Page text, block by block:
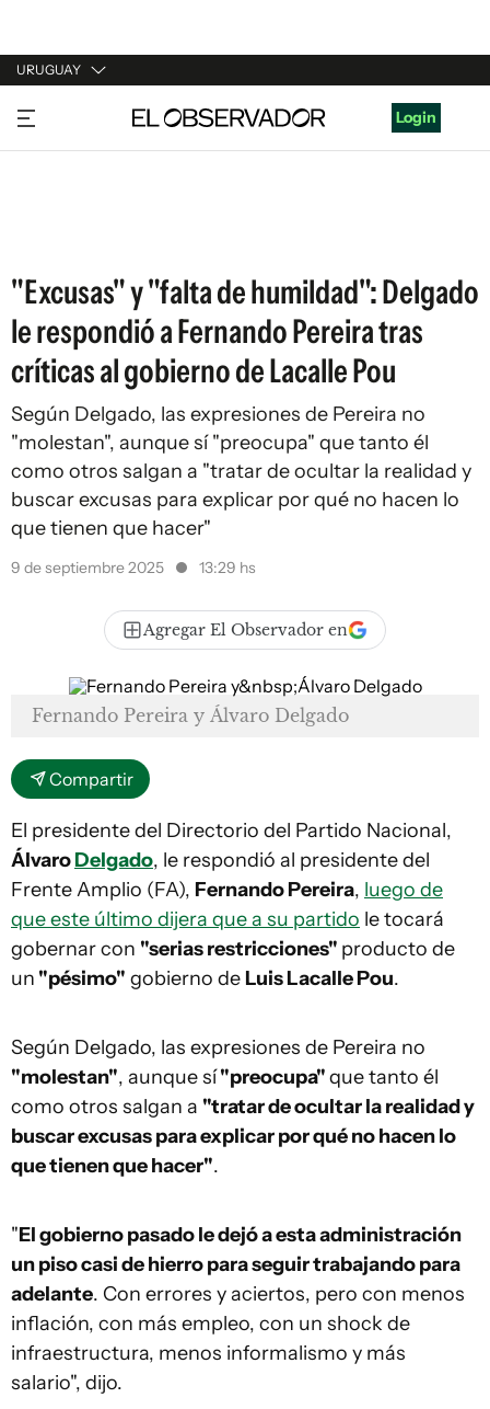
URUGUAY
URUGUAY
ARGENTINA
Login
"Excusas" y "falta de humildad": Delgado
le respondió a Fernando Pereira tras
críticas al gobierno de Lacalle Pou
Según Delgado, las expresiones de Pereira no
"molestan", aunque sí "preocupa" que tanto él
como otros salgan a "tratar de ocultar la realidad y
buscar excusas para explicar por qué no hacen lo
que tienen que hacer"
9 de septiembre 2025 13:29 hs
Agregar El Observador en
Fernando Pereira y Álvaro Delgado
Compartir
El presidente del Directorio del Partido Nacional,
ÁlvaroDelgado, le respondió al presidente del
Frente Amplio (FA), Fernando Pereira, luego de
que este último dijera que a su partido le tocará
gobernar con "serias restricciones" producto de
un "pésimo" gobierno de Luis Lacalle Pou.
Según Delgado, las expresiones de Pereira no
"molestan", aunque sí"preocupa"que tanto él
como otros salgan a "tratar de ocultar la realidad y
buscar excusas para explicar por qué no hacen lo
que tienen que hacer".
"El gobierno pasado le dejó a esta administración
un piso casi de hierro para seguir trabajando para
adelante. Con errores y aciertos, pero con menos
inflación, con más empleo, con un shock de
infraestructura, menos informalismo y más
salario", dijo.